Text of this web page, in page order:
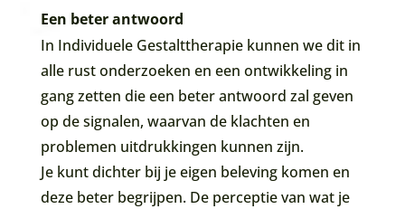
Een beter antwoord
In Individuele Gestalttherapie kunnen we dit in
alle rust onderzoeken en een ontwikkeling in
gang zetten die een beter antwoord zal geven
op de signalen, waarvan de klachten en
problemen uitdrukkingen kunnen zijn.
Je kunt dichter bij je eigen beleving komen en
deze beter begrijpen. De perceptie van wat je